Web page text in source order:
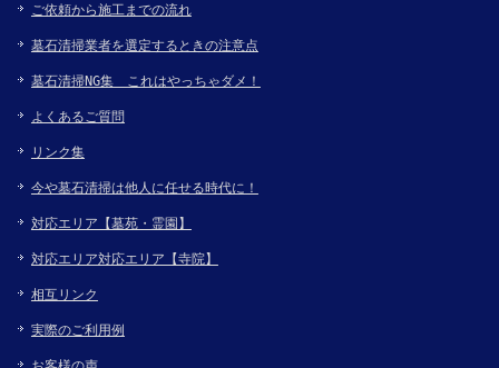
ご依頼から施工までの流れ
墓石清掃業者を選定するときの注意点
墓石清掃NG集 これはやっちゃダメ！
よくあるご質問
リンク集
今や墓石清掃は他人に任せる時代に！
対応エリア【墓苑・霊園】
対応エリア対応エリア【寺院】
相互リンク
実際のご利用例